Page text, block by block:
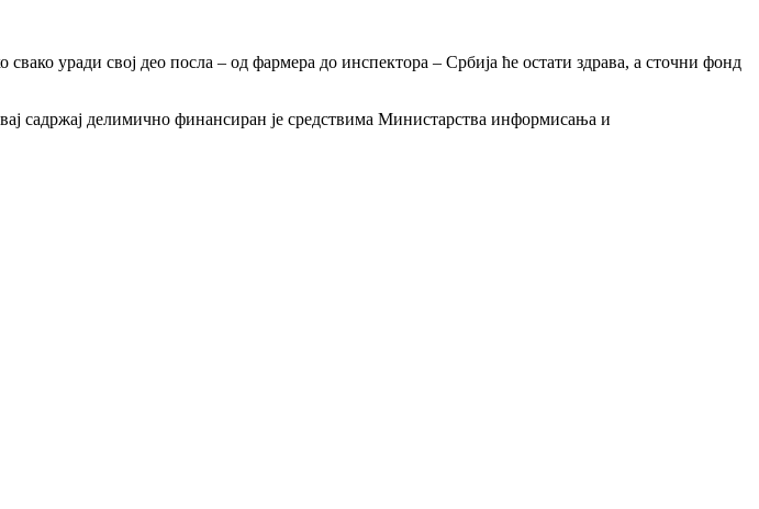
уради свој део посла – од фармера до инспектора – Србија ће остати здрава, а сточни фонд
садржај делимично финансиран је средствима Министарства информисања и